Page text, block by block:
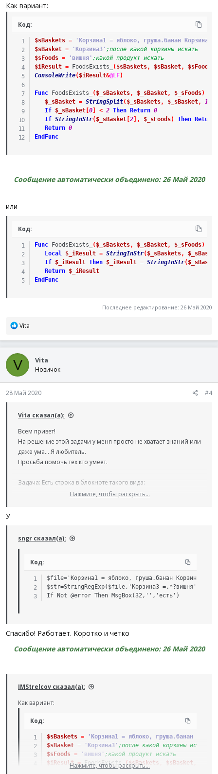
Как вариант:
Код:
$sBaskets =
'Корзина1 = яблоко, груша.банан Корзина2
$sBasket = 'Корзина3' ;после какой корзины искать
$sFoods = 'вишня' ;какой продукт искать
$iResult = FoodsExists_ ($sBaskets, $sBasket, $sFoods
ConsoleWrite($iResult&@LF)
Func FoodsExists_ ($_sBaskets, $_sBasket, $_sFoods)
$_sBasket = StringSplit($_sBaskets, $_sBasket, 1
If
$_sBasket[0] < 2 Then Return 0
If StringInStr($_sBasket[2] , $_sFoods) Then Return
Return 0
EndFunc
Сообщение автоматически объединено: 26 Май 2020
или
Код:
Func FoodsExists_ ($_sBaskets, $_sBasket, $_sFoods)
Local
$_iResult = StringInStr($_sBaskets,
$_sBasket
If
$_iResult Then $_iResult = StringInStr(
Return
$_iResult
EndFunc
Последнее редактирование: 26 Май 2020
Р
а
к
ц
и
и
Vita
V Vita
Новичок
28 Май 2020 #4
Vita сказал(а):
Всем привет!
На решение этой задачи у меня просто не хватает знаний или
даже ума... Я любитель.
Просьба помочь тех кто умеет.
Задача: Есть строка в блокноте такого вида:
проверить есть ли в "Корзина3" слово "вишня".
Слово "вишня" может находиться в любом виде- то есть это
Нажмите, чтобы раскрыть...
У
sngr сказал(а):
Код:
$file='Корзина1 = яблоко, груша.банан Корзина2 =
$str=StringRegExp($file,'Корзина3 =.*?вишня',3)
If Not @error Then MsgBox(32,'','есть')
Cпасибо! Работает. Коротко и четко
Сообщение автоматически объединено:26 Май 2020
IMStrelcov сказал(а):
Как вариант:
Код:
$sBaskets =
'Корзина1 = яблоко, груша.банан
$sBasket = 'Корзина3' ;после какой корзины искать
$sFoods = 'вишня' ;какой продукт искать
$iResult = FoodsExists_($sBaskets $sBasket
Нажмите, чтобы раскрыть...